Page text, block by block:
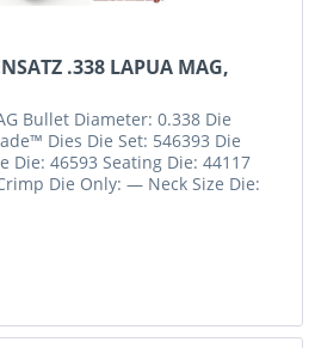
.338 LAPUA MAG,
Bullet Diameter: 0.338 Die
Dies Die Set: 546393 Die
Die: 46593 Seating Die: 44117
Die Only: — Neck Size Die: